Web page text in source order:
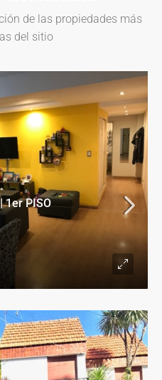
de las propiedades más
del sitio
1er PISO